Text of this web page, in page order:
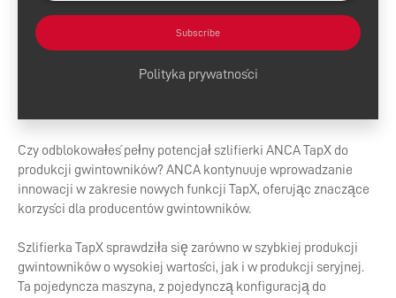
Subscribe
Polityka prywatności
Czy odblokowałeś pełny potencjał szlifierki ANCA TapX do
produkcji gwintowników? ANCA kontynuuje wprowadzanie
innowacji w zakresie nowych funkcji TapX, oferując znaczące
korzyści dla producentów gwintowników.
Szlifierka TapX sprawdziła się zarówno w szybkiej produkcji
gwintowników o wysokiej wartości, jak i w produkcji seryjnej.
Ta pojedyncza maszyna, z pojedynczą konfiguracją do